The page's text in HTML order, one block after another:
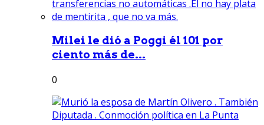
Milei le dió a Poggi él 101 por
ciento más de...
0